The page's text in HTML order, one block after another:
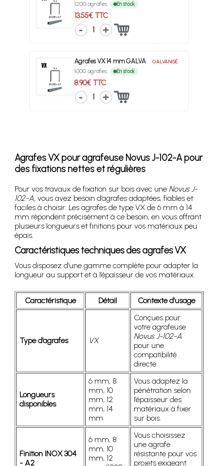
1200 agrafes En stock
13.55€ TTC
1
Agrafes VX 14 mm GALVA GALVANISÉ
1000 agrafes En stock
8.90€ TTC
1
Agrafes VX pour agrafeuse Novus J-102-A pour
des fixations nettes et régulières
Pour vos travaux de fixation sur bois avec une Novus J-
102-A, vous avez besoin d’agrafes adaptées, fiables et
faciles à choisir. Les agrafes de type VX de 6 mm à 14
mm répondent précisément à ce besoin, en vous offrant
plusieurs longueurs et finitions pour vos matériaux peu
épais.
Caractéristiques techniques des agrafes VX
Vous disposez d’une gamme complète pour adapter la
longueur au support et à l’épaisseur de vos matériaux.
Caractéristique Détail Contexte d’usage
Type d’agrafes VX
Conçues pour
votre agrafeuse
Novus J-102-A
pour une
compatibilité
directe.
Longueurs
disponibles
6 mm, 8
mm, 10
mm, 12
mm, 14
mm
Vous adaptez la
pénétration selon
l’épaisseur des
matériaux à fixer
sur bois.
Finition INOX 304
- A2
6 mm, 8
mm, 10
mm, 12
Vous choisissez
une agrafe
résistante pour vos
projets exigeant